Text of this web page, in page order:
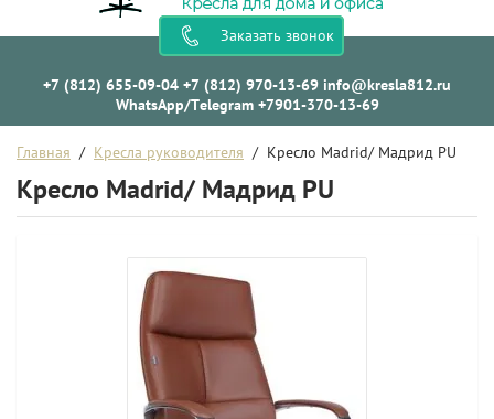
Заказать звонок
+7 (812) 655-09-04 +7 (812) 970-13-69 info@kresla812.ru
WhatsApp/Telegram +7901-370-13-69
Главная
  /
Кресла руководителя
  /  Кресло Madrid/ Мадрид PU
Кресло Madrid/ Мадрид PU